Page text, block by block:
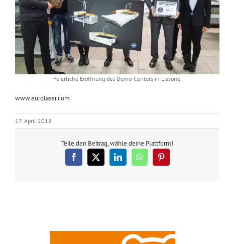
Feierliche Eröffnung des Demo-Centers in Lissone.
www.eurolaser.com
17. April 2018
Teile den Beitrag, wähle deine Plattform!
Facebook
X LinkedInWhatsAppPinterest